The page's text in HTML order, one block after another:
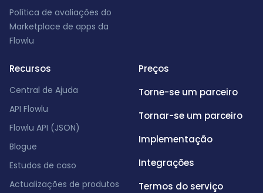
Política de avaliações do
Marketplace de apps da
Flowlu
Recursos
Central de Ajuda
API Flowlu
Flowlu API (JSON)
Blogue
Estudos de caso
Actualizações de produtos
Preços
Torne-se um parceiro
Tornar-se um parceiro
Implementação
Integrações
Termos do serviço